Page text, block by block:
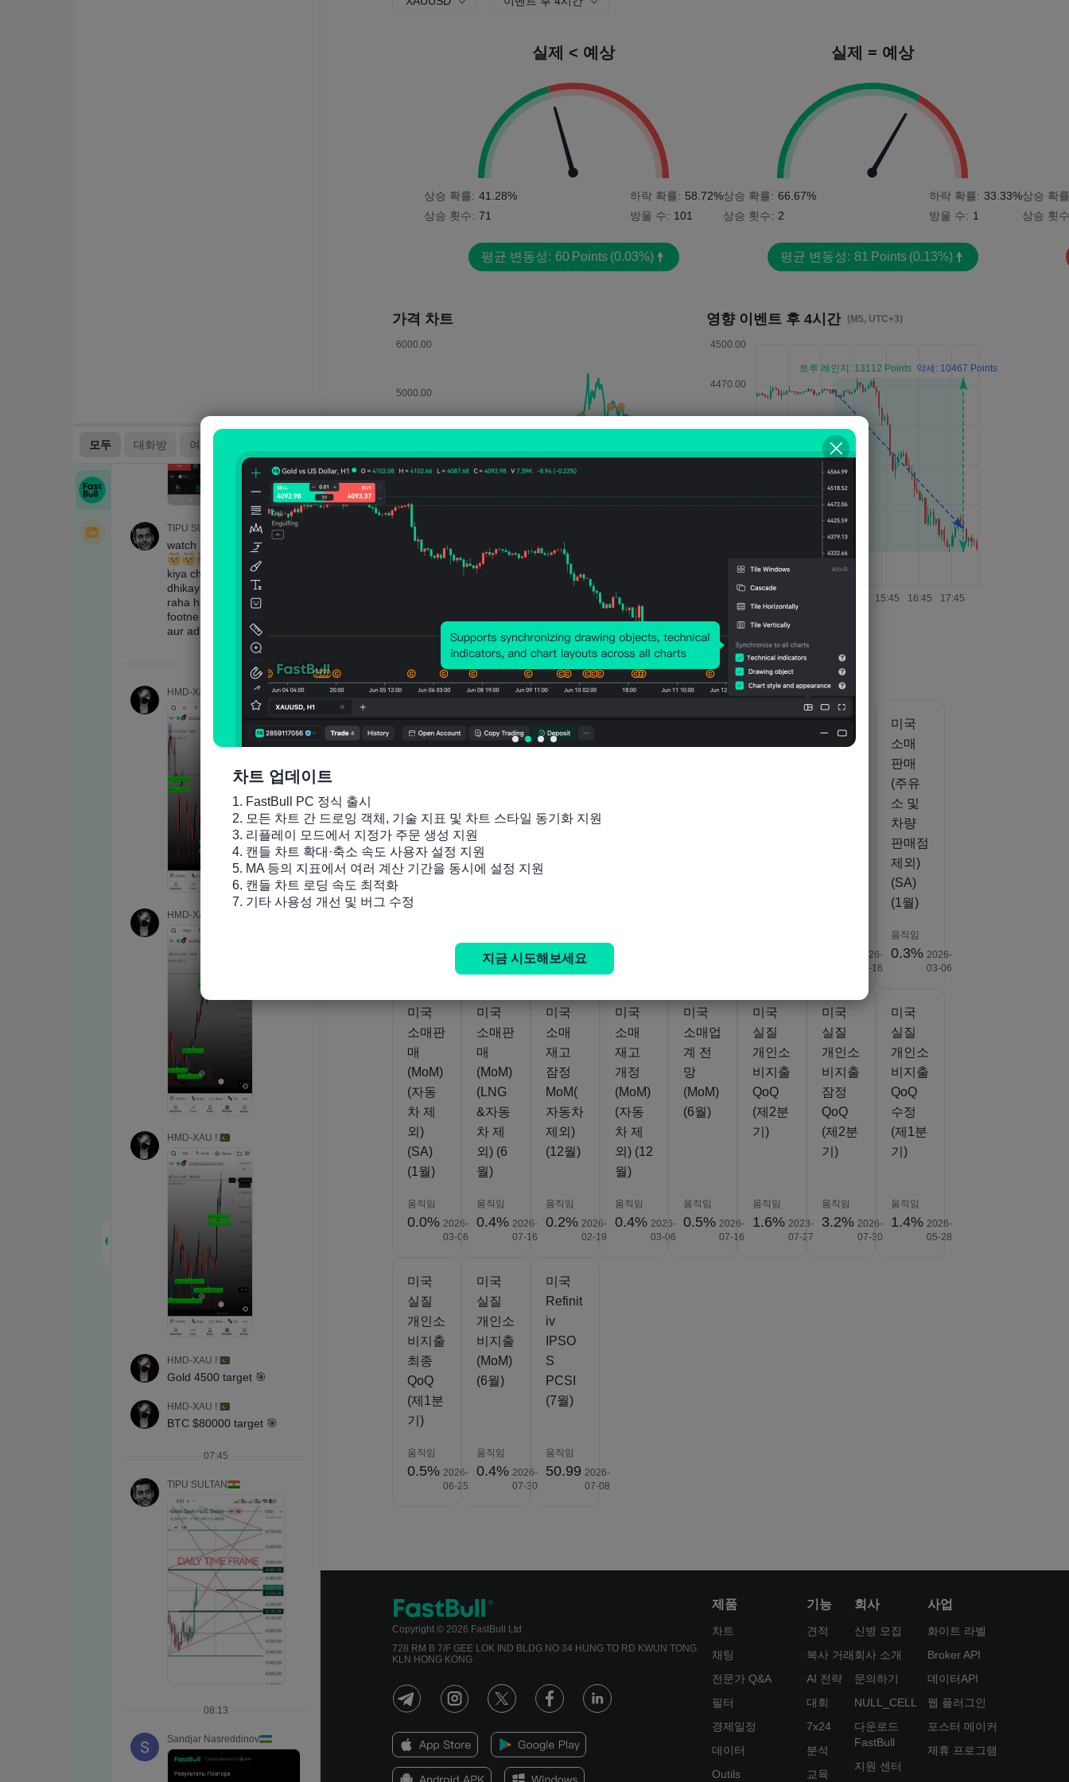
실제 < 예상
상승 확률: 41.28%
상승 횟수: 71
하락 확률: 58.72%
방울 수: 101
평균 변동성: 60 Points (0.03%)
실제 = 예상
상승 확률: 66.67%
상승 횟수: 2
하락 확률: 33.33%
방울 수: 1
평균 변동성: 81 Points (0.13%)
상승 확
상승 횟
가격 차트 영향 이벤트 후 4시간 (M5, UTC+3)
관련 지표
미국
매출
(YoY)
08-25
미국
블룸버
신뢰
지수
47.9 2021-
12-23
미국
핵심
625.024B
USD
2026-
소매판
2026-
07-16
미국
소매
판매
(주유
소 및
차량
판매점
제외)
(SA)
(1월)
움직임
0.3% 2026-
03-06
미국
소매판
매
(MoM)
(자동
차 제
외)
(SA)
(1월)
움직임
0.0% 2026-
03-06
미국
소매판
매
(MoM)
(LNG
&자동
차 제
외) (6
월)
움직임
0.4% 2026-
07-16
미국
소매
재고
잠정
MoM(
자동차
제외)
(12월)
움직임
0.2% 2026-
02-19
미국
소매
재고
개정
(MoM)
(자동
차 제
외) (12
월)
움직임
0.4% 2026-
03-06
미국
소매업
계 전
망
(MoM)
(6월)
움직임
0.5% 2026-
07-16
미국
실질
개인소
비지출
QoQ
(제2분
기)
움직임
1.6% 2023-
07-27
미국
실질
개인소
비지출
잠정
QoQ
(제2분
기)
움직임
3.2% 2026-
07-30
미국
실질
개인소
비지출
QoQ
수정
(제1분
기)
움직임
1.4% 2026-
05-28
미국
실질
개인소
비지출
최종
QoQ
(제1분
기)
움직임
0.5% 2026-
06-25
미국
실질
개인소
비지출
(MoM)
(6월)
움직임
0.4% 2026-
07-30
미국
Refinit
iv
IPSO
S
PCSI
(7월)
움직임
50.99 2026-
07-08
Copyright © 2026 FastBull Ltd
728 RM B 7/F GEE LOK IND BLDG NO 34 HUNG TO RD KWUN TONG
KLN HONG KONG
제품
차트
채팅
전문가 Q&A
필터
경제일정
데이터
Outils
기능
견적
복사 거래
AI 전략
대회
7x24
분석
교육
회사
신병 모집
회사 소개
문의하기
NULL_CELL
다운로드
FastBull
지원 센터
사업
화이트 라벨
Broker API
데이터API
웹 플러그인
포스터 메이커
제휴 프로그램
차트 업데이트
1. FastBull PC 정식 출시
2. 모든 차트 간 드로잉 객체, 기술 지표 및 차트 스타일 동기화 지원
3. 리플레이 모드에서 지정가 주문 생성 지원
4. 캔들 차트 확대·축소 속도 사용자 설정 지원
5. MA 등의 지표에서 여러 계산 기간을 동시에 설정 지원
6. 캔들 차트 로딩 속도 최적화
7. 기타 사용성 개선 및 버그 수정
지금 시도해보세요